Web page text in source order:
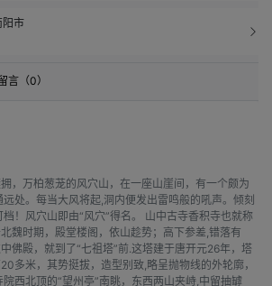
市
言（0）
，万柏葱茏的风穴山，在一座山崖间，有一个颇为
处。每当大风将起,洞内便发出雷鸣般的吼声。倾刻
！风穴山即由“风穴”得名。 山中古寺香积寺也就称
魏时期，殿堂楼阁，依山趁势；高下参差,错落有
佛殿，就到了“七祖塔”前.这塔建于唐开元26年，塔
多米，其势挺拔，造型别致,略呈抛物线的外轮廓，
西北顶的“望州亭”南眺，东西两山夹峙,中留抽罅